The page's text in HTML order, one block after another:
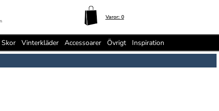
Varor: 0
Skor Vinterkläder Accessoarer Övrigt Inspiration